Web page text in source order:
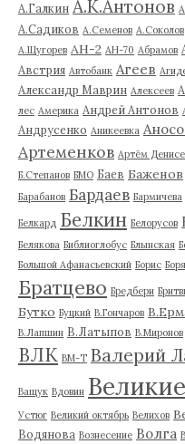
А.Галкин А.К.Антонов
А.Садиков А.Семенов А.Соколов
А.Щугорев АН-2 АН-70 Абрамов
Австрия Автобанк Агеев
Александр Маврин Алексеев
лес Америка Андрей Антонов
Андрусенко Аникеевка
Артеменков Артём
Б.Степанов БМО Баев Баженов
Барабанов Бардаев Бармичева
Белкард Белкин Белорусов
Белякова Библиоглобус Блынская
Большой Афанасьевский Борис
Братцево Бредбери
Бутко Буцкий В.Гончаров
В.Лапшин В.Латыпов В.Миронов
ВЛК ВМ-Т Валерий
Ващук Вдовин
Устюг Великий октябрь Велихов
Водянова Вознесение Волга